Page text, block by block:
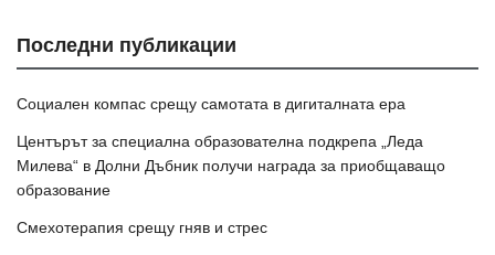
Последни публикации
Социален компас срещу самотата в дигиталната ера
Центърът за специална образователна подкрепа „Леда
Милева“ в Долни Дъбник получи награда за приобщаващо
образование
Смехотерапия срещу гняв и стрес